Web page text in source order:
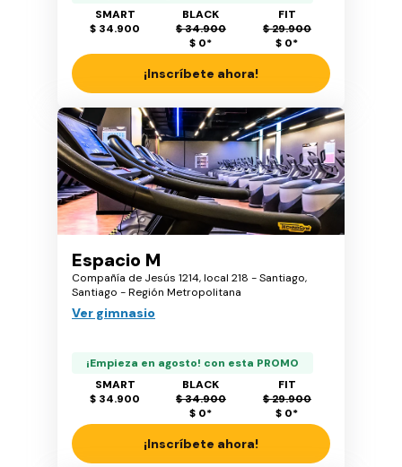
SMART
$ 34.900
BLACK
$ 34.900
$ 0*
FIT
$ 29.900
$ 0*
¡Inscríbete ahora!
Espacio M
Compañía de Jesús 1214, local 218 - Santiago,
Santiago - Región Metropolitana
Ver gimnasio
¡Empieza en agosto! con esta PROMO
SMART
$ 34.900
BLACK
$ 34.900
$ 0*
FIT
$ 29.900
$ 0*
¡Inscríbete ahora!